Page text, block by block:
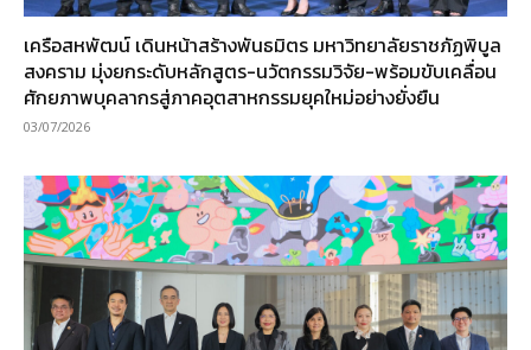
เครือสหพัฒน์ เดินหน้าสร้างพันธมิตร มหาวิทยาลัยราชภัฏพิบูล
สงคราม มุ่งยกระดับหลักสูตร-นวัตกรรมวิจัย-พร้อมขับเคลื่อน
ศักยภาพบุคลากรสู่ภาคอุตสาหกรรมยุคใหม่อย่างยั่งยืน
03/07/2026